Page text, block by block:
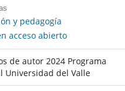
y pedagogía
acceso abierto
de autor 2024 Programa
Universidad del Valle